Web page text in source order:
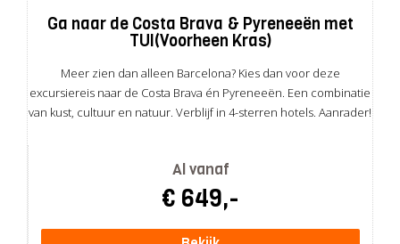
Ga naar de Costa Brava & Pyreneeën met
TUI(Voorheen Kras)
Meer zien dan alleen Barcelona? Kies dan voor deze
excursiereis naar de Costa Brava én Pyreneeën. Een combinatie
van kust, cultuur en natuur. Verblijf in 4-sterren hotels. Aanrader!
Al vanaf
€ 649,-